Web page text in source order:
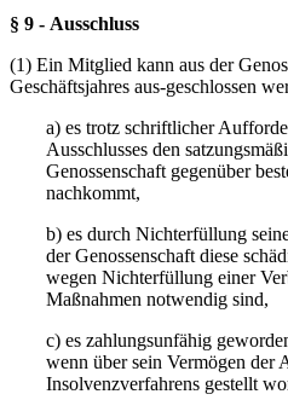
§ 9 - Ausschluss
(1) Ein Mitglied kann aus der
Geschäftsjahres aus-geschlossen
a) es trotz schriftlicher
Ausschlusses den
Genossenschaft gegenüber
nachkommt,
b) es durch Nichterfüllung
der Genossenschaft diese
wegen Nichterfüllung einer
Maßnahmen notwendig sind,
c) es zahlungsunfähig
wenn über sein Vermögen der
Insolvenzverfahrens gestellt